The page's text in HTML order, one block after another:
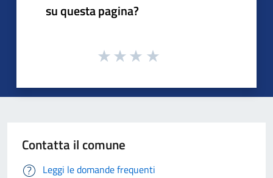
su questa pagina?
Contatta il comune
Leggi le domande frequenti